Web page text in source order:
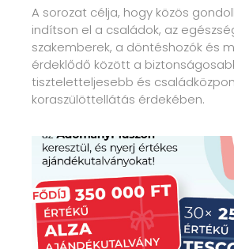
A sorozat célja, hogy közös
indítson el a családok, az
szakemberek, a döntéshozók és
érdeklődő között a
tiszteletteljesebb és
koraszülöttellátás érdekében.